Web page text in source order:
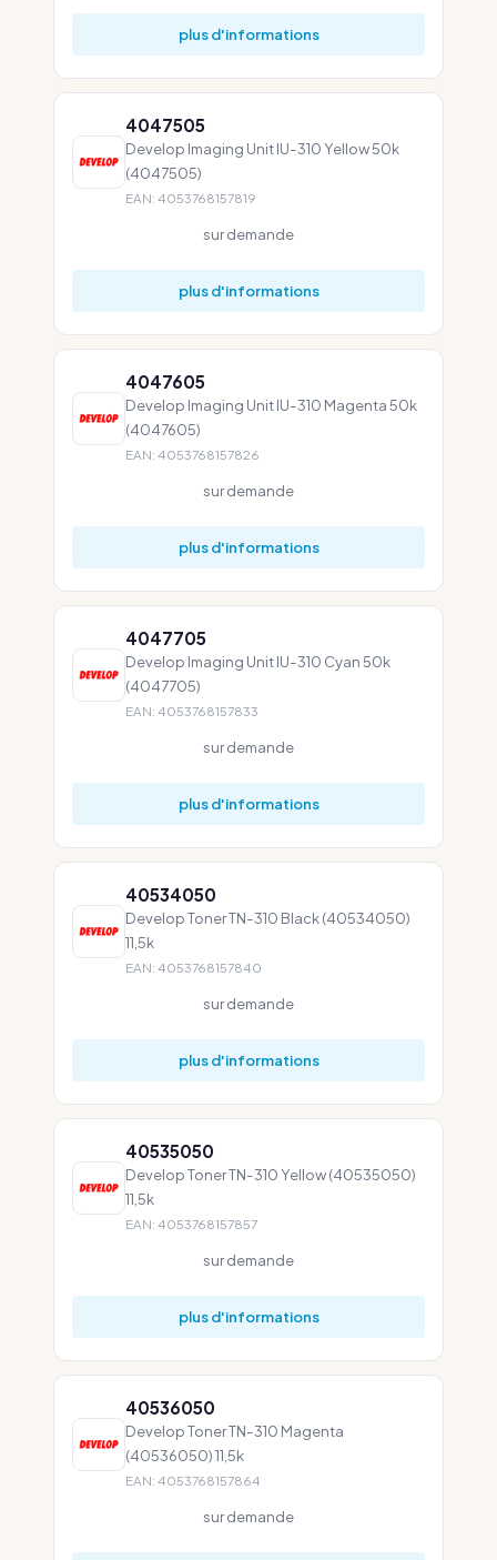
plus d'informations
4047505
Develop Imaging Unit IU-310 Yellow 50k
(4047505)
EAN: 4053768157819
sur demande
plus d'informations
4047605
Develop Imaging Unit IU-310 Magenta 50k
(4047605)
EAN: 4053768157826
sur demande
plus d'informations
4047705
Develop Imaging Unit IU-310 Cyan 50k
(4047705)
EAN: 4053768157833
sur demande
plus d'informations
40534050
Develop Toner TN-310 Black (40534050)
11,5k
EAN: 4053768157840
sur demande
plus d'informations
40535050
Develop Toner TN-310 Yellow (40535050)
11,5k
EAN: 4053768157857
sur demande
plus d'informations
40536050
Develop Toner TN-310 Magenta
(40536050) 11,5k
EAN: 4053768157864
sur demande